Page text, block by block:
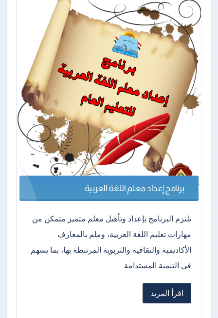
برنامج إعداد معلم اللغة العربية
يلتزم البرنامج بإعداد وتأهيل معلم متميز متمكن من
مهارات تعليم اللغة العربية، وملم بالمعارف
الأكاديمية والثقافية والتربوية المرتبطة بها، بما يسهم
في التنمية المستدامة
اقرأ المزيد